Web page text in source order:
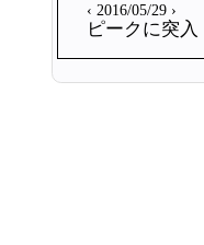
‹ 2016/05/29 ›
ピークに突入